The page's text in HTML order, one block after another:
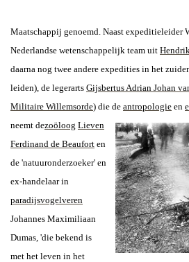
Maatschappij genoemd. Naast expeditieleider
Nederlandse wetenschappelijk team uit
daarna nog twee andere expedities in het
leiden), de legerarts Gijsbertus Adrian Johan
Militaire Willemsorde) die de antropologie en
neemt dezoöloog Lieven
Ferdinand de Beaufort en
de 'natuuronderzoeker' en
ex-handelaar in
paradijsvogelveren
Johannes Maximiliaan
Dumas , 'die bekend is
met het leven in het